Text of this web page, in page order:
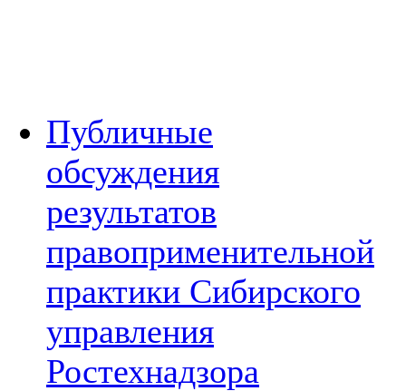
Публичные
обсуждения
результатов
правоприменительной
практики Сибирского
управления
Ростехнадзора